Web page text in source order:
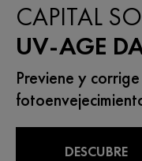
CAPITAL
UV-AGE
Previene y
DESCUBRE